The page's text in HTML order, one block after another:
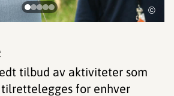
tilbud av aktiviteter som
tilrettelegges for enhver
©